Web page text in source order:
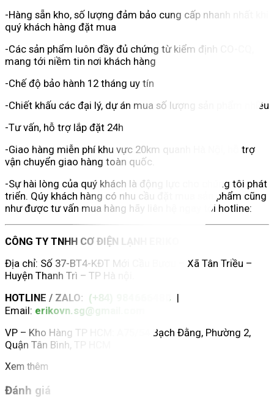
-Hàng sẵn kho, số lượng đảm bảo cung cấp nhanh nhất khi
quý khách hàng đặt mua
-Các sản phẩm luôn đầy đủ chứng từ kiểm định CO-CQ,
mang tới niềm tin nơi khách hàng
-Chế độ bảo hành 12 tháng uy tín
-Chiết khấu các đại lý, dự án mua số lượng sản phẩm nhiều
-Tư vấn, hỗ trợ lắp đặt 24h
-Giao hàng miễn phí khu vực 20km quanh Hà Nội, hỗ trợ
vận chuyển giao hàng toàn quốc.
-Sự hài lòng của quý khách là động lực cho chúng tôi phát
triển. Qúy khách hàng có nhu cầu đặt mua sản phẩm cũng
như được tư vấn mua hàng hãy liên hệ ngay tới hotline:
CÔNG TY TNHH CƠ ĐIỆN LẠNH ERIKO
Địa chỉ: Số 37-BT4-KĐT Mới Cầu Bươu – Xã Tân Triều –
Huyện Thanh Trì – TP Hà nội.
HOTLINE / ZALO: (+84) 984666480 |
Email: erikovn.sg@gmail.com
VP – Kho Hàng TP HCM: A75/54 Bạch Đằng, Phường 2,
Quận Tân Bình, TP HCM
Xem thêm
Đánh giá